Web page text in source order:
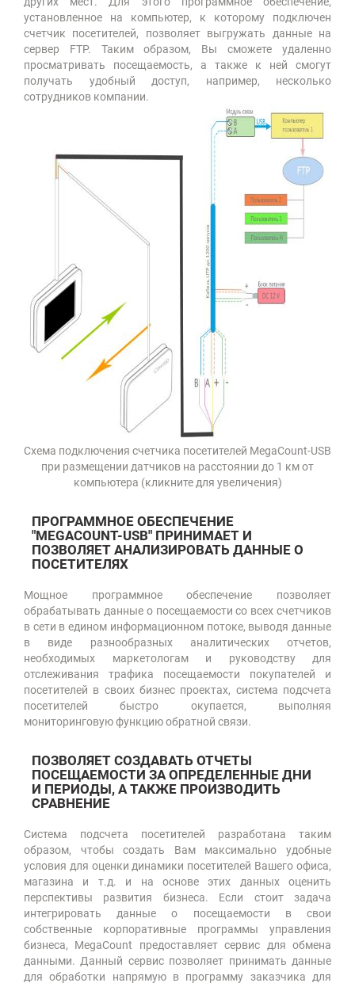
установленное на компьютер, к которому подключен
счетчик посетителей, позволяет выгружать данные на
сервер FTP. Таким образом, Вы сможете удаленно
просматривать посещаемость, а также к ней смогут
получать удобный доступ, например, несколько
сотрудников компании.
Схема подключения счетчика посетителей MegaCount-USB
при размещении датчиков на расстоянии до 1 км от
компьютера (кликните для увеличения)
ПРОГРАММНОЕ ОБЕСПЕЧЕНИЕ
"MEGACOUNT-USB" ПРИНИМАЕТ И
ПОЗВОЛЯЕТ АНАЛИЗИРОВАТЬ ДАННЫЕ О
ПОСЕТИТЕЛЯХ
Мощное программное обеспечение позволяет
обрабатывать данные о посещаемости со всех счетчиков
в сети в едином информационном потоке, выводя данные
в виде разнообразных аналитических отчетов,
необходимых маркетологам и руководству для
отслеживания трафика посещаемости покупателей и
посетителей в своих бизнес проектах, система подсчета
посетителей быстро окупается, выполняя
мониторинговую функцию обратной связи.
ПОЗВОЛЯЕТ СОЗДАВАТЬ ОТЧЕТЫ
ПОСЕЩАЕМОСТИ ЗА ОПРЕДЕЛЕННЫЕ ДНИ
И ПЕРИОДЫ, А ТАКЖЕ ПРОИЗВОДИТЬ
СРАВНЕНИЕ
Система подсчета посетителей разработана таким
образом, чтобы создать Вам максимально удобные
условия для оценки динамики посетителей Вашего офиса,
магазина и т.д. и на основе этих данных оценить
перспективы развития бизнеса. Если стоит задача
интегрировать данные о посещаемости в свои
собственные корпоративные программы управления
бизнеса, MegaCount предоставляет сервис для обмена
данными. Данный сервис позволяет принимать данные
для обработки напрямую в программу заказчика для